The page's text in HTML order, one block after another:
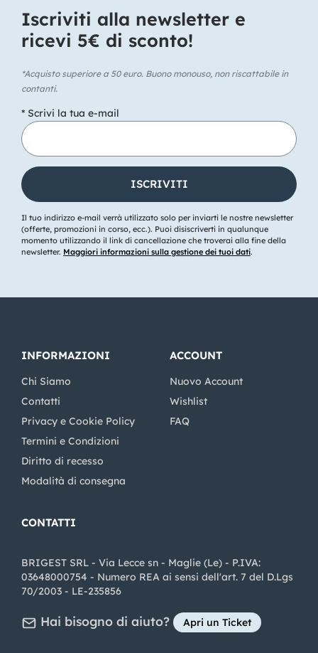
Iscriviti alla newsletter e
ricevi 5€ di sconto!​
*Acquisto superiore a 50 euro. Buono monouso, non riscattabile in
contanti.
* Scrivi la tua e-mail
Il tuo indirizzo e-mail verrà utilizzato solo per inviarti le nostre newsletter
(offerte, promozioni in corso, ecc.). Puoi disiscriverti in qualunque
momento utilizzando il link di cancellazione che troverai alla fine della
newsletter. Maggiori informazioni sulla gestione dei tuoi dati.
INFORMAZIONI
Chi Siamo
Contatti
Privacy e Cookie Policy
Termini e Condizioni
Diritto di recesso
Modalità di consegna
ACCOUNT
Nuovo Account
Wishlist
FAQ
CONTATTI
BRIGEST SRL - Via Lecce sn - Maglie (Le) - P.IVA:
03648000754 - Numero REA ai sensi dell'art. 7 del D.Lgs
70/2003 - LE-235856
Hai bisogno di aiuto? Apri un Ticket